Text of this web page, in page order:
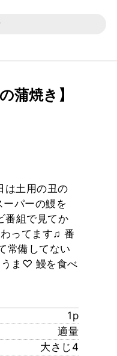
蒲焼き】
は土用の丑の
ーパーの鰻を
番組で見てか
ってます♫ 番
常備してない
うま♡ 鰻を食べ
1p
適量
大さじ4